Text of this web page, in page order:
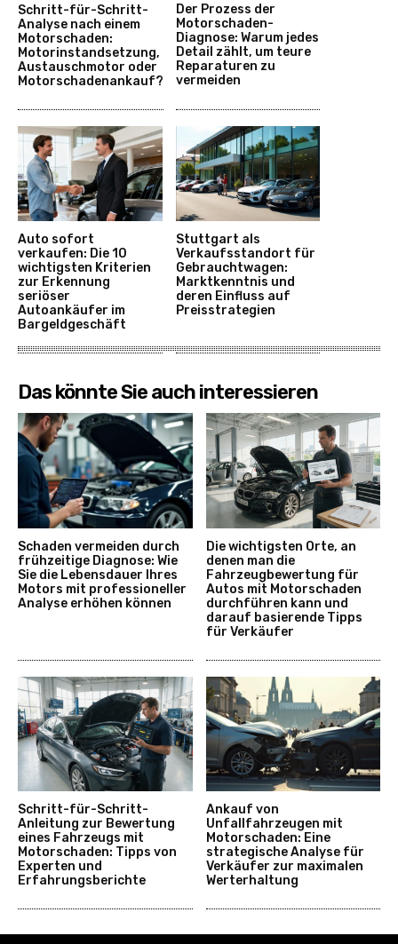
Schritt-für-Schritt-
Analyse nach einem
Motorschaden:
Motorinstandsetzung,
Austauschmotor oder
Motorschadenankauf?
Der Prozess der
Motorschaden-
Diagnose: Warum jedes
Detail zählt, um teure
Reparaturen zu
vermeiden
Auto sofort
verkaufen: Die 10
wichtigsten Kriterien
zur Erkennung
seriöser
Autoankäufer im
Bargeldgeschäft
Stuttgart als
Verkaufsstandort für
Gebrauchtwagen:
Marktkenntnis und
deren Einfluss auf
Preisstrategien
Das könnte Sie auch interessieren
Schaden vermeiden durch
frühzeitige Diagnose: Wie
Sie die Lebensdauer Ihres
Motors mit professioneller
Analyse erhöhen können
Die wichtigsten Orte, an
denen man die
Fahrzeugbewertung für
Autos mit Motorschaden
durchführen kann und
darauf basierende Tipps
für Verkäufer
Schritt-für-Schritt-
Anleitung zur Bewertung
eines Fahrzeugs mit
Motorschaden: Tipps von
Experten und
Erfahrungsberichte
Ankauf von
Unfallfahrzeugen mit
Motorschaden: Eine
strategische Analyse für
Verkäufer zur maximalen
Werterhaltung